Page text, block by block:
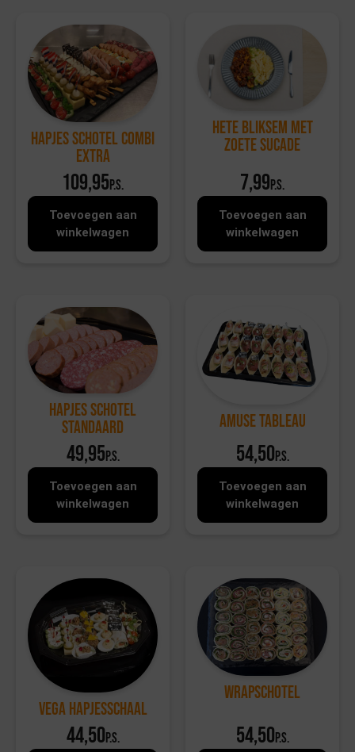
Hapjes Schotel Combi
Extra
109,95p.s.
Toevoegen aan
winkelwagen
Hete bliksem met
zoete sucade
7,99p.s.
Toevoegen aan
winkelwagen
Hapjes schotel
Standaard
49,95p.s.
Toevoegen aan
winkelwagen
Amuse Tableau
54,50p.s.
Toevoegen aan
winkelwagen
Vega Hapjesschaal
44,50p.s.
Wrapschotel
54,50p.s.